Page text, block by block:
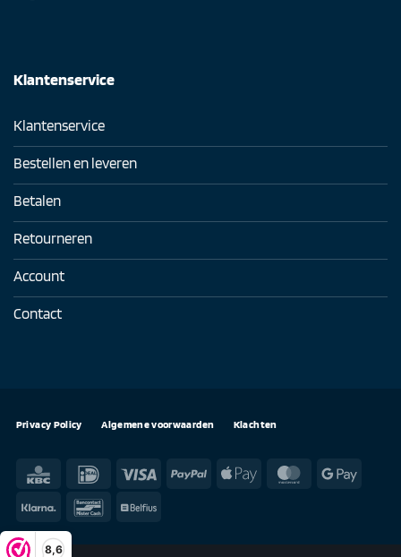
8,6
Klantenservice
Klantenservice
Bestellen en leveren
Betalen
Retourneren
Account
Contact
Privacy Policy Algemene voorwaarden Klachten
KBC IDeal Visa PayPal Apple
MasterCardGoogle
Klarna BancontactBelfius